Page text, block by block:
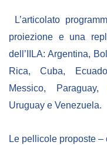
L’articolato
proiezione e una
dell’IILA: Argentina,
Rica, Cuba,
Messico,
Uruguay e Venezuela.
Le pellicole proposte